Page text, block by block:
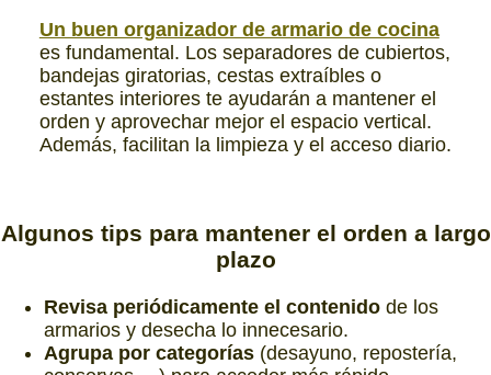
Un buen organizador de armario de cocina
es fundamental. Los separadores de cubiertos,
bandejas giratorias, cestas extraíbles o
estantes interiores te ayudarán a mantener el
orden y aprovechar mejor el espacio vertical.
Además, facilitan la limpieza y el acceso diario.
Algunos tips para mantener el orden a largo
plazo
Revisa periódicamente el contenido de los
armarios y desecha lo innecesario.
Agrupa por categorías (desayuno, repostería,